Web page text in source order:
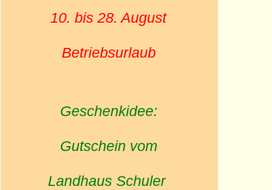
10. bis 28. August
Betriebsurlaub
Geschenkidee:
Gutschein vom
Landhaus Schuler